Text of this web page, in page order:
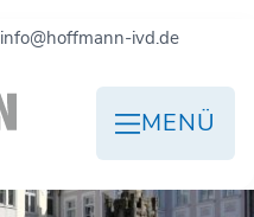
info@hoffmann-ivd.de
MENÜ